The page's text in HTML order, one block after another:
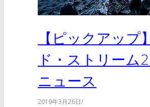
【ピックアップ
ド・ストリーム
ニュース
2019年3月26日/